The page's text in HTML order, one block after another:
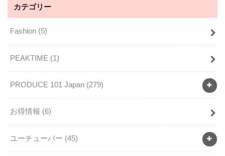
カテゴリー
Fashion (5)
PEAKTIME (1)
PRODUCE 101 Japan (279)
お得情報 (6)
ユーチューバー (45)